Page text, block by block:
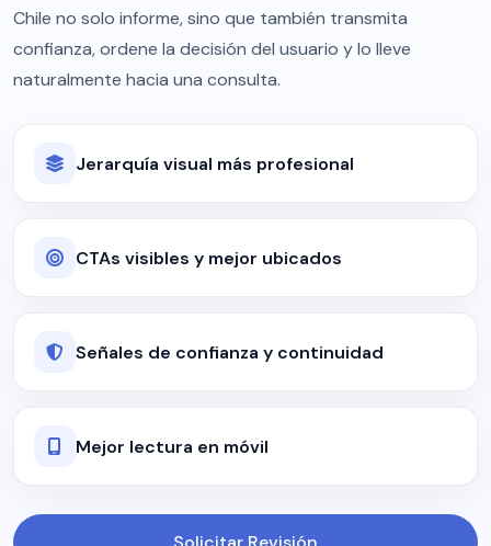
Chile no solo informe, sino que también transmita
confianza, ordene la decisión del usuario y lo lleve
naturalmente hacia una consulta.
Jerarquía visual más profesional
CTAs visibles y mejor ubicados
Señales de confianza y continuidad
Mejor lectura en móvil